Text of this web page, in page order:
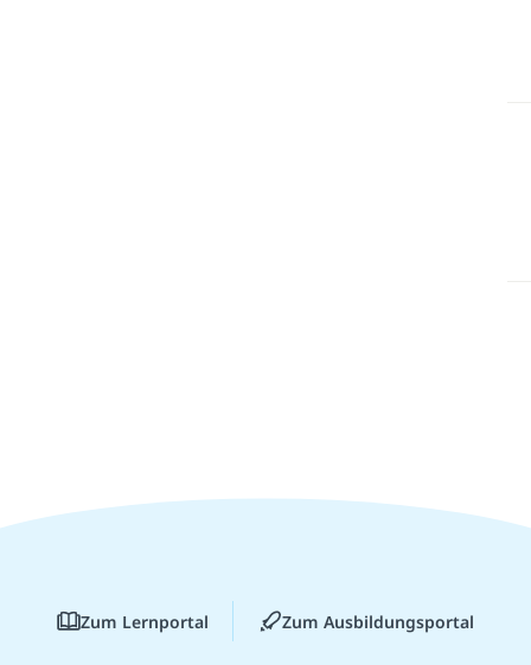
Zum Lernportal Zum Ausbildungsportal